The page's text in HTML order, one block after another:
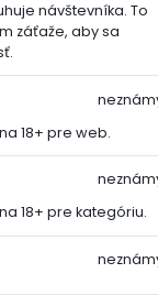
návštevníka. To
záťaže, aby sa
18+ pre web.
18+ pre kategóriu.